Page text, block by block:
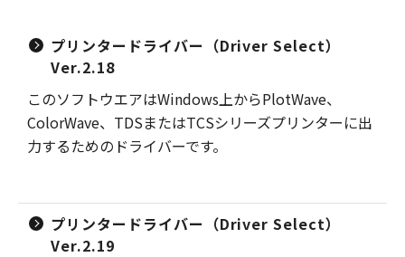
プリンタードライバー（Driver Select）
Ver.2.18
このソフトウエアはWindows上からPlotWave、
ColorWave、TDSまたはTCSシリーズプリンターに出
力するためのドライバーです。
プリンタードライバー（Driver Select）
Ver.2.19